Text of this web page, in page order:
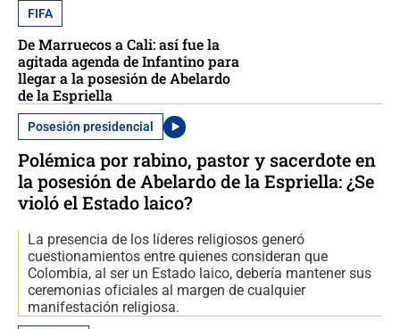
FIFA
De Marruecos a Cali: así fue la
agitada agenda de Infantino para
llegar a la posesión de Abelardo
de la Espriella
Posesión presidencial
Polémica por rabino, pastor y sacerdote en
la posesión de Abelardo de la Espriella: ¿Se
violó el Estado laico?
La presencia de los líderes religiosos generó
cuestionamientos entre quienes consideran que
Colombia, al ser un Estado laico, debería mantener sus
ceremonias oficiales al margen de cualquier
manifestación religiosa.